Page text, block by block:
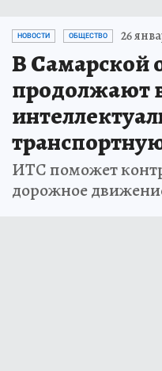
НОВОСТИ ОБЩЕСТВО 26
В Самарской
продолжают
ИТС поможет
дорожное